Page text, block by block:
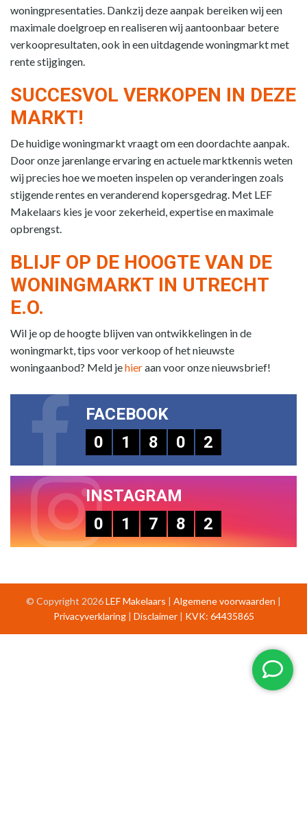
woningpresentaties. Dankzij deze aanpak bereiken wij een
maximale doelgroep en realiseren wij aantoonbaar betere
verkoopresultaten, ook in een uitdagende woningmarkt met
rente stijgingen.
SUCCESVOL VERKOPEN IN DEZE
MARKT!
De huidige woningmarkt vraagt om een doordachte aanpak.
Door onze jarenlange ervaring en actuele marktkennis weten
wij precies hoe we moeten inspelen op veranderingen zoals
stijgende rentes en veranderend kopersgedrag. Met LEF
Makelaars kies je voor zekerheid, expertise en maximale
opbrengst.
BLIJF OP DE HOOGTE VAN DE
WONINGMARKT IN UTRECHT
E.O.
Wil je op de hoogte blijven van ontwikkelingen in de
woningmarkt, tips voor verkoop of het nieuwste
woningaanbod? Meld jehieraan voor onze nieuwsbrief!
FACEBOOK
0
1 8 0 2
INSTAGRAM
0
1 7 8 2
© Copyright 2026LEF Makelaars | Algemene voorwaarden |
Privacyverklaring| Disclaimer| KVK: 64435865